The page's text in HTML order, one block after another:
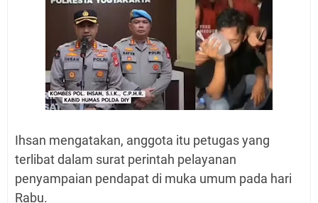
Ihsan mengatakan, anggota itu petugas yang
terlibat dalam surat perintah pelayanan
penyampaian pendapat di muka umum pada hari
Rabu.